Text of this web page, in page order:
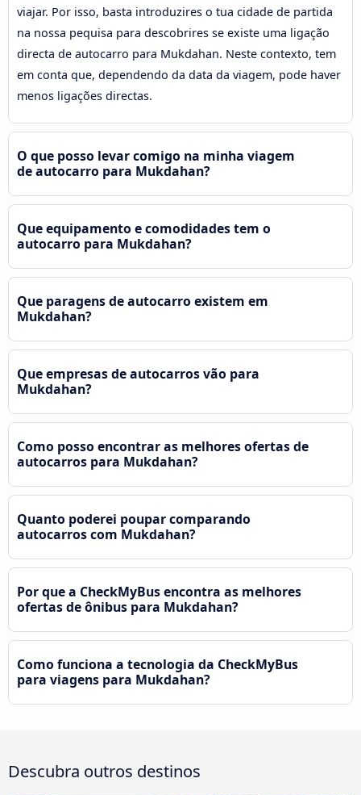
viajar. Por isso, basta introduzires o tua cidade de partida
na nossa pequisa para descobrires se existe uma ligação
directa de autocarro para Mukdahan. Neste contexto, tem
em conta que, dependendo da data da viagem, pode haver
menos ligações directas.
O que posso levar comigo na minha viagem
de autocarro para Mukdahan?
Que equipamento e comodidades tem o
autocarro para Mukdahan?
Que paragens de autocarro existem em
Mukdahan?
Que empresas de autocarros vão para
Mukdahan?
Como posso encontrar as melhores ofertas de
autocarros para Mukdahan?
Quanto poderei poupar comparando
autocarros com Mukdahan?
Por que a CheckMyBus encontra as melhores
ofertas de ônibus para Mukdahan?
Como funciona a tecnologia da CheckMyBus
para viagens para Mukdahan?
Descubra outros destinos